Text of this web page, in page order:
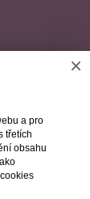
×
a pro
třetích
obsahu